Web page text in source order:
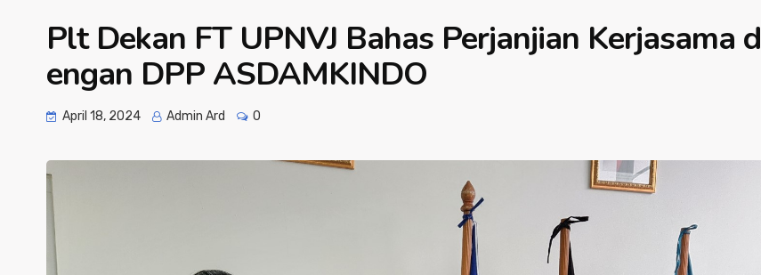
Plt Dekan FT UPNVJ Bahas Perjanjian Kerjasama d
engan DPP ASDAMKINDO
April 18, 2024 Admin Ard 0